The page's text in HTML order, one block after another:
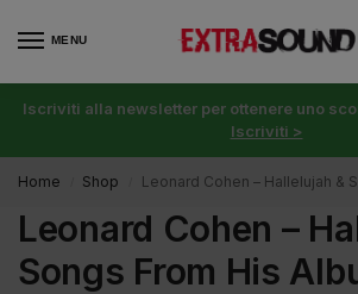
MENU
Iscriviti alla newsletter per ottenere uno
Iscriviti >
Home Shop Leonard Cohen – Hallelujah &
Leonard Cohen –
Songs From His